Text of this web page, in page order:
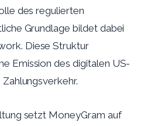
des regulierten
Grundlage bildet dabei
Diese Struktur
Emission des digitalen US-
setzt MoneyGram auf